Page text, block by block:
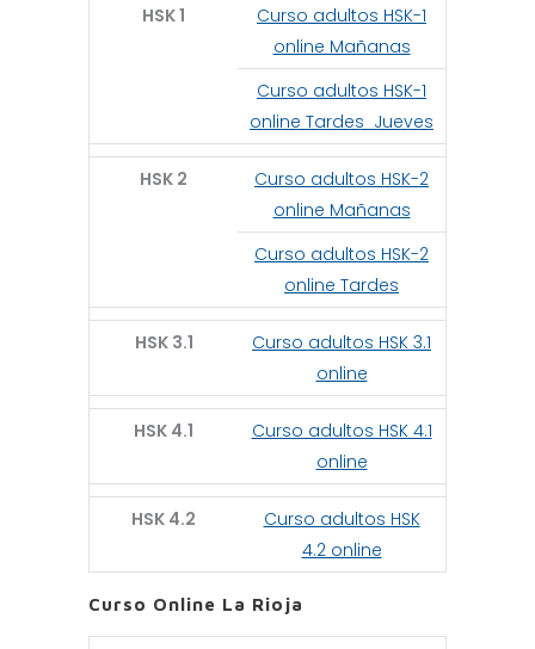
HSK 1
Curso adultos HSK-1
online Mañanas
Curso adultos HSK-1
online Tardes Jueves
HSK 2
Curso adultos HSK-2
online Mañanas
Curso adultos HSK-2
online Tardes
HSK 3.1
Curso adultos HSK 3.1
online
HSK 4.1
Curso adultos HSK 4.1
online
HSK 4.2
Curso adultos HSK
4.2 online
Curso Online La Rioja